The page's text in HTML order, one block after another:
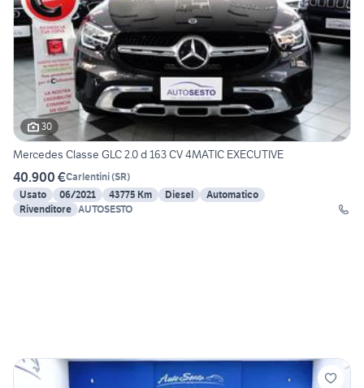
30
Mercedes Classe GLC 2.0 d 163 CV 4MATIC EXECUTIVE
40.900 €Carlentini(SR)
Usato
06/2021 43775 Km Diesel
Automatico
Rivenditore AUTOSESTO